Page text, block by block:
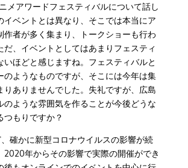
メアワードフェスティバルについて話し
イベントとは異なり、そこでは本当にア
作者が多く集まり、トークショーも行わ
だ、イベントとしてはあまりフェスティ
いほどと感じますね。フェスティバルと
のようなものですが、そこには今年は集
りありませんでした。失礼ですが、広島
のような雰囲気を作ることが今後どうな
つもりですか？
確かに新型コロナウイルスの影響が続
2020年からその影響で実際の開催ができ